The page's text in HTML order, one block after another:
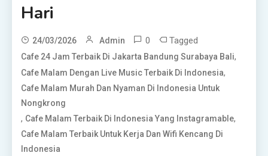
Hari
24/03/2026 Admin 0 Tagged
Cafe 24 Jam Terbaik Di Jakarta Bandung Surabaya Bali,
Cafe Malam Dengan Live Music Terbaik Di Indonesia,
Cafe Malam Murah Dan Nyaman Di Indonesia Untuk
Nongkrong
, Cafe Malam Terbaik Di Indonesia Yang Instagramable,
Cafe Malam Terbaik Untuk Kerja Dan Wifi Kencang Di
Indonesia